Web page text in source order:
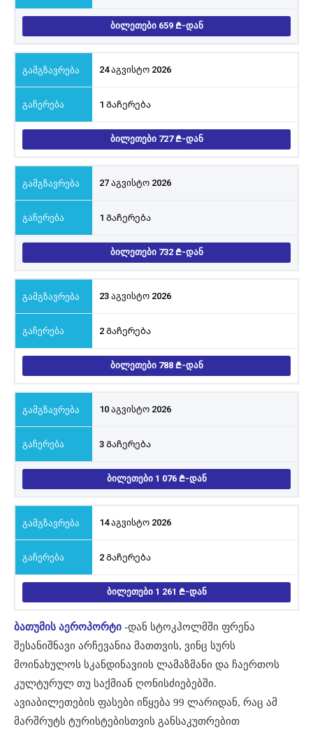
ᲑᲘᲚᲔᲗᲔᲑᲘ 659 -ᲓᲐᲜ
24 აგვისტო 2026
1 Გაჩერება
ᲑᲘᲚᲔᲗᲔᲑᲘ 727 -ᲓᲐᲜ
27 აგვისტო 2026
1 Გაჩერება
ᲑᲘᲚᲔᲗᲔᲑᲘ 732 -ᲓᲐᲜ
23 აგვისტო 2026
2 Გაჩერება
ᲑᲘᲚᲔᲗᲔᲑᲘ 788 -ᲓᲐᲜ
10 აგვისტო 2026
3 Გაჩერება
ᲑᲘᲚᲔᲗᲔᲑᲘ 1 076 -ᲓᲐᲜ
14 აგვისტო 2026
2 Გაჩერება
ᲑᲘᲚᲔᲗᲔᲑᲘ 1 261 -ᲓᲐᲜ
ბათუმის აეროპორტი -დან სტოკჰოლმში ფრენა
შესანიშნავი არჩევანია მათთვის, ვინც სურს
მოინახულოს სკანდინავიის ლამაზმანი და ჩაერთოს
კულტურულ თუ საქმიან ღონისძიებებში.
ავიაბილეთების ფასები იწყება 99 ლარიდან, რაც ამ
მარშრუტს ტურისტებისთვის განსაკუთრებით